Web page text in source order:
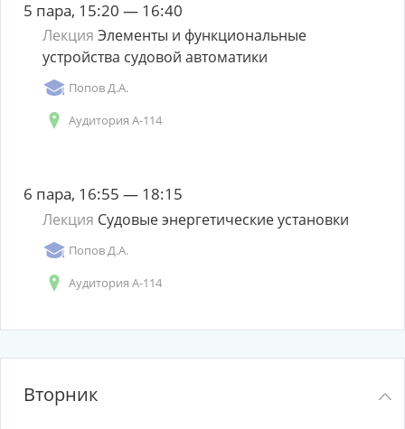
5 пара, 15:20 — 16:40
Лекция Элементы и функциональные
устройства судовой автоматики
Попов Д.А.
Аудитория А-114
6 пара, 16:55 — 18:15
Лекция Судовые энергетические установки
Попов Д.А.
Аудитория А-114
Вторник